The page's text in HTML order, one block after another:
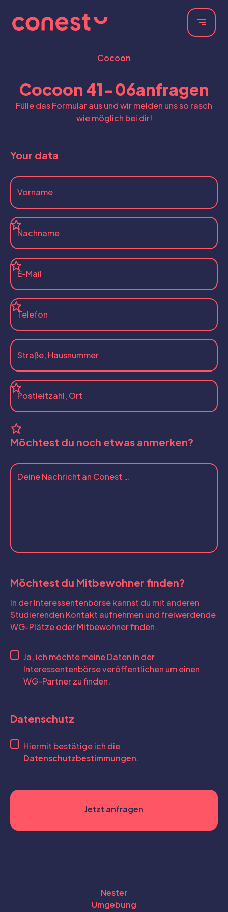
Cocoon
Cocoon 41-06anfragen
Fülle das Formular aus und wir melden uns so rasch
wie möglich bei dir!
Your data
Möchtest du noch etwas anmerken?
Möchtest du Mitbewohner finden?
In der Interessentenbörse kannst du mit anderen
Studierenden Kontakt aufnehmen und freiwerdende
WG-Plätze oder Mitbewohner finden.
Ja, ich möchte meine Daten in der
Interessentenbörse veröffentlichen um einen
WG-Partner zu finden.
Datenschutz
Hiermit bestätige ich die
Datenschutzbestimmungen.
Nester
Umgebung